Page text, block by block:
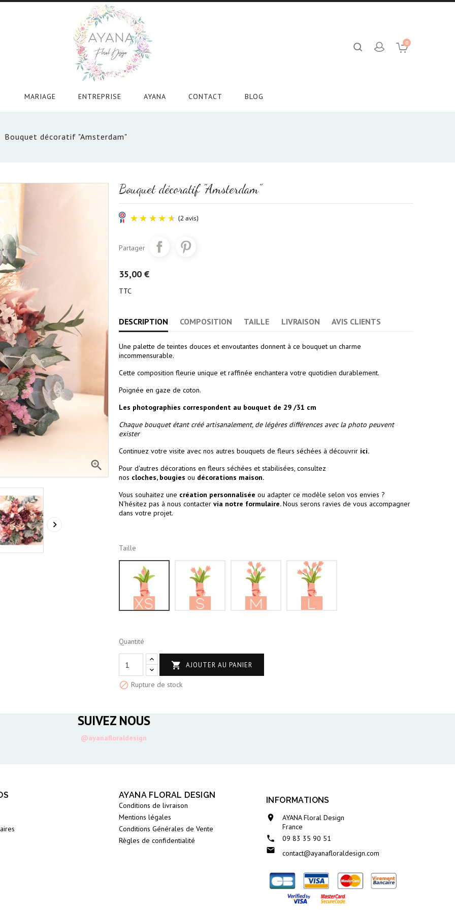
0
MARIAGE ENTREPRISE AYANA CONTACT BLOG
Bouquet décoratif "Amsterdam"


Bouquet décoratif "Amsterdam"
Partager
35,00 €
TTC
DESCRIPTION COMPOSITION TAILLE LIVRAISON AVIS CLIENTS
Une palette de teintes douces et envoutantes donnent à ce bouquet un charme
incommensurable.
Cette composition fleurie unique et raffinée enchantera votre quotidien durablement.
Poignée en gaze de coton.
Les photographies correspondent au bouquet de 29 /31 cm
Chaque bouquet étant créé artisanalement, de légères différences avec la photo peuvent
exister
Continuez votre visite avec nos autres bouquets de fleurs séchées à découvrir ici.
Pour d'autres décorations en fleurs séchées et stabilisées, consultez
nos cloches, bougies ou décorations maison.
Vous souhaitez une création personnalisée ou adapter ce modèle selon vos envies ?
N'hésitez pas à nous contacter via notre formulaire.Nous serons ravies de vous accompagner
dans votre projet.
Taille
Quantité
 AJOUTER AU PANIER
 Rupture de stock
SUIVEZ NOUS
@ayanafloraldesign
AYANA FLORAL DESIGN
Conditions de livraison
Mentions légales
Conditions Générales de Vente
Règles de confidentialité
INFORMATIONS

AYANA Floral Design
France

09 83 35 90 51

contact@ayanafloraldesign.com